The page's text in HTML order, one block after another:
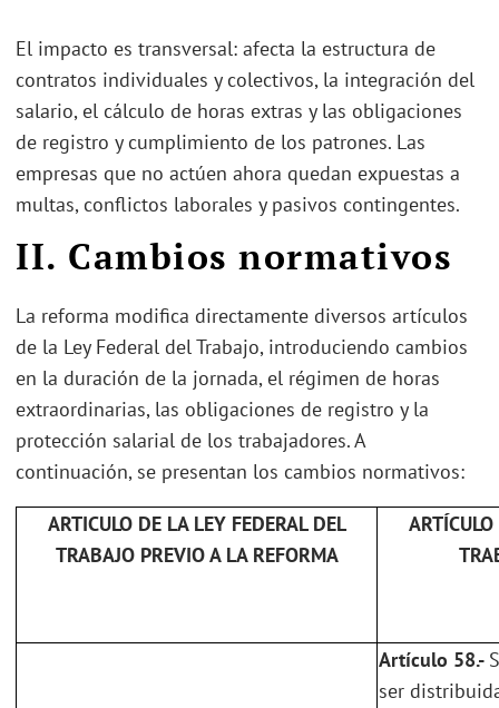
El impacto es transversal: afecta la estructura de
contratos individuales y colectivos, la integración del
salario, el cálculo de horas extras y las obligaciones
de registro y cumplimiento de los patrones. Las
empresas que no actúen ahora quedan expuestas a
multas, conflictos laborales y pasivos contingentes.
II. Cambios normativos
La reforma modifica directamente diversos artículos
de la Ley Federal del Trabajo, introduciendo cambios
en la duración de la jornada, el régimen de horas
extraordinarias, las obligaciones de registro y la
protección salarial de los trabajadores. A
continuación, se presentan los cambios normativos:
ARTICULO DE LA LEY FEDERAL DEL
TRABAJO PREVIO A LA REFORMA
Artículo 58.-
ser